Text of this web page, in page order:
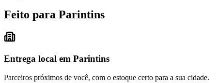
Feito para Parintins
Entrega local em Parintins
Parceiros próximos de você, com o estoque certo para a sua cidade.